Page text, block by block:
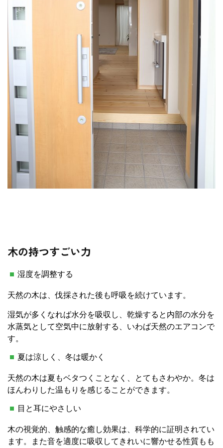
木の持つすごい力
湿度を調整する
天然の木は、伐採された後も呼吸を続けています。
湿気が多くなれば水分を吸収し、乾燥すると内部の水分を
水蒸気として空気中に放射する、いわば天然のエアコンで
す。
夏は涼しく、冬は暖かく
天然の木は夏もベタつくことなく、とてもさわやか。冬は
ほんわりした温もりを感じることができます。
目と耳にやさしい
木の視覚的、触感的な癒し効果は、科学的に証明されてい
ます。また音を適度に吸収してきれいに響かせる性質もも